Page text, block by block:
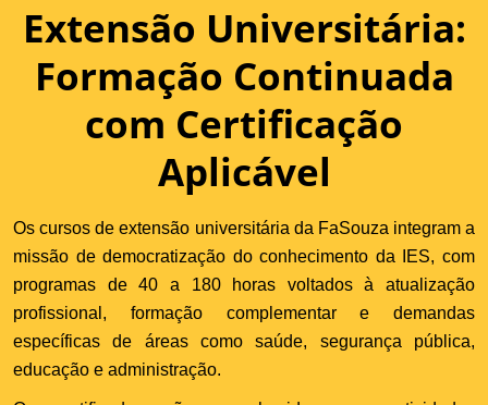
Extensão Universitária:
Formação Continuada
com Certificação
Aplicável
Os cursos de extensão universitária da FaSouza integram a
missão de democratização do conhecimento da IES, com
programas de 40 a 180 horas voltados à atualização
profissional, formação complementar e demandas
específicas de áreas como saúde, segurança pública,
educação e administração.